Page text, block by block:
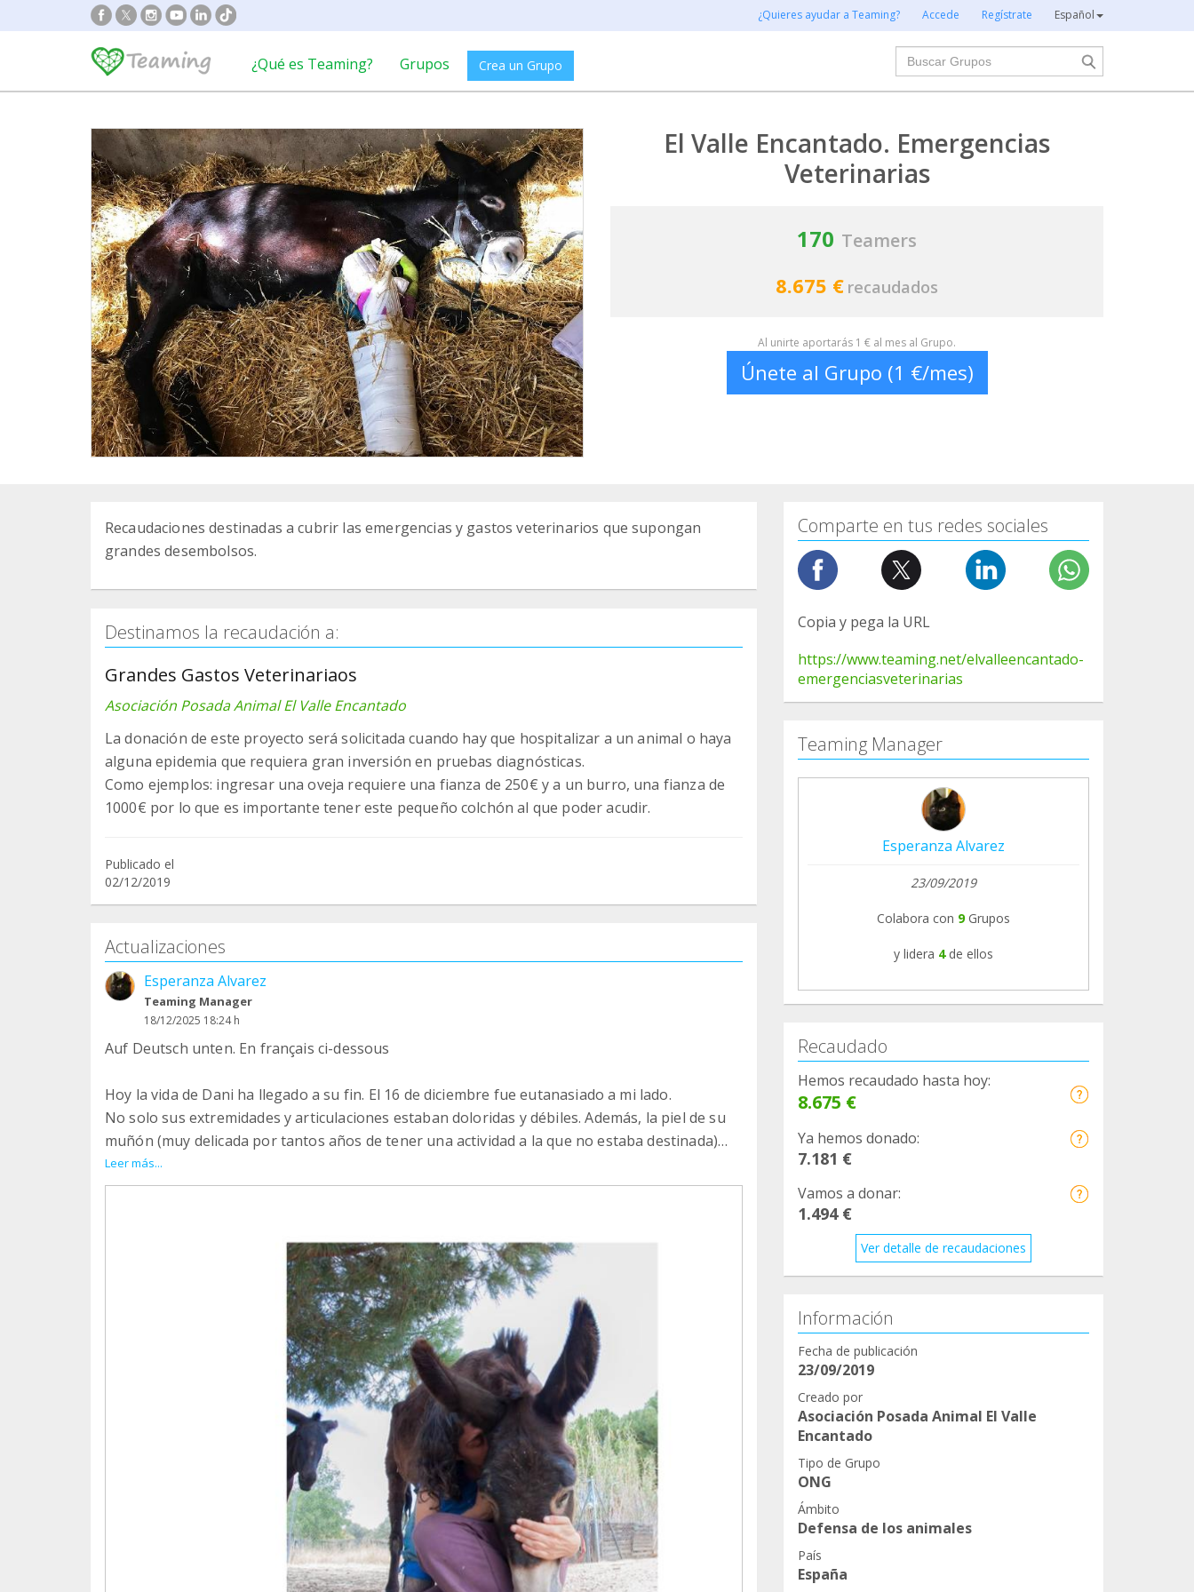
¿Quieres ayudar a Teaming? Accede Regístrate Español
¿Qué es Teaming? Grupos Crea un Grupo
Buscar
El Valle Encantado. Emergencias
Veterinarias
170 Teamers
8.675 € recaudados
Al unirte aportarás 1 € al mes al Grupo.
Únete al Grupo (1 €/mes)
Recaudaciones destinadas a cubrir las emergencias y gastos veterinarios que supongan
grandes desembolsos.
Destinamos la recaudación a:
Grandes Gastos Veterinariaos
Asociación Posada Animal El Valle Encantado
La donación de este proyecto será solicitada cuando hay que hospitalizar a un animal o haya
alguna epidemia que requiera gran inversión en pruebas diagnósticas.
Como ejemplos: ingresar una oveja requiere una fianza de 250€ y a un burro, una fianza de
1000€ por lo que es importante tener este pequeño colchón al que poder acudir.
Publicado el
02/12/2019
Actualizaciones
Esperanza Alvarez
Teaming Manager
18/12/2025 18:24 h
Auf Deutsch unten. En français ci-dessous
Hoy la vida de Dani ha llegado a su fin. El 16 de diciembre fue eutanasiado a mi lado.
No solo sus extremidades y articulaciones estaban doloridas y débiles. Además, la piel de su
muñón (muy delicada por tantos años de tener una actividad a la que no estaba destinada)
estaba infectada.
La solución para esta infección hubiera sido una nueva cirugía, pero Dani ya ha pasado por
vida. La prótesis nueva llegó, pero una parche ya que no se podía alargar más debido a sus
Gracias a todas las personas que han hecho que Dani llegara hasta aquí. Ha sido una hazaña,
una de esas cosas que pasan raramente en la vida.
Dani fue el primer burro amputado de Europa (cuando era pequeño había una burrita con las
patas amputadas en algún lugar de EEUU). Seguramente sea el que más ha vivido. Fue tan
popular de pequeño que gracias a él pudimos rescatar muchos más animales. Gracias a él
muchas personas nos siguieron, cambiaron su conciencia y se hicieron veganas. Para
asombro de escépticos y veterinarios, Dani ha vivido 12 felices años, junto a su madre, siendo
destetado cuando ya tenía más de un año (debido a una hospitalización por una herida) . Ha
jugado conmigo, con Rudy con Grisom , Rubia y con todas las burras que han pasado por
Estoy inmensa e intensamente triste. Solo soy una persona triste más, tan importante o tan
insignificante como cualquier otra persona triste. Lo relevante de mi tristeza es que hace que
mi cerebro funcione peor, estaré más lenta y cometeré más errores durante bastante tiempo,
Leer más...
Comparte en tus redes sociales
Copia y pega la URL
https://www.teaming.net/elvalleencantado-
emergenciasveterinarias
Teaming Manager
Esperanza Alvarez
23/09/2019
Colabora con 9Grupos
y lidera 4 de ellos
Recaudado
Hemos recaudado hasta hoy:
8.675 €
Ya hemos donado:
7.181 €
Vamos a donar:
1.494 €
Ver detalle de recaudaciones
Información
Fecha de publicación
23/09/2019
Creado por
Asociación Posada Animal El Valle
Encantado
Tipo de Grupo
ONG
Ámbito
Defensa de los animales
País
España